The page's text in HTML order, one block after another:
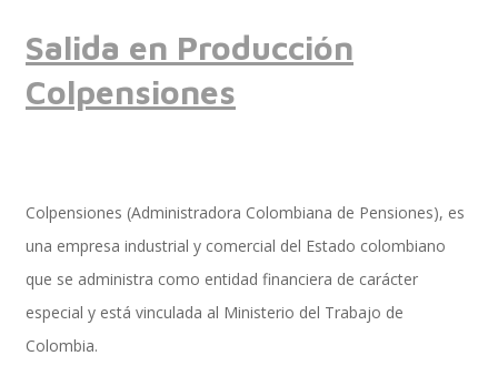
Assessment SAP S/4HANA
Implementación Nómina Cloud Sap
Salida en Producción
Colpensiones
Colpensiones (Administradora Colombiana de Pensiones), es
una empresa industrial y comercial del Estado colombiano
que se administra como entidad financiera de carácter
especial y está vinculada al Ministerio del Trabajo de
Colombia.